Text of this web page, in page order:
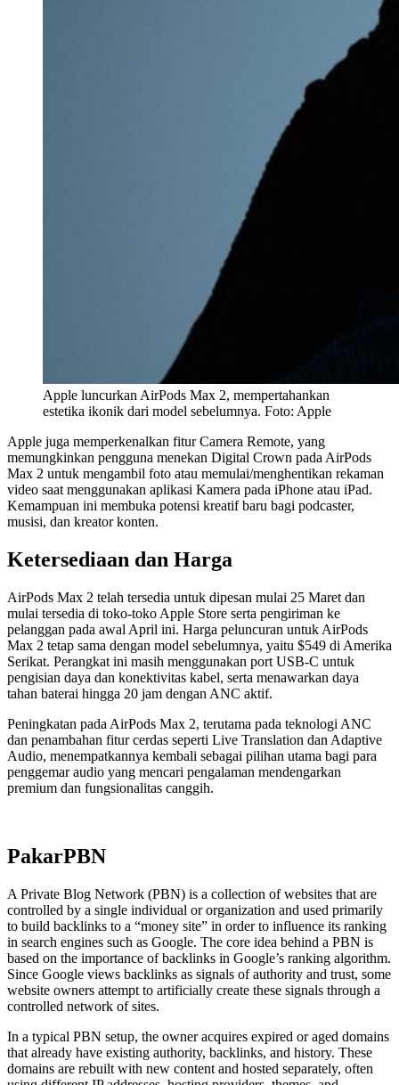
Apple luncurkan AirPods Max 2, mempertahankan
estetika ikonik dari model sebelumnya. Foto: Apple
Apple juga memperkenalkan fitur Camera Remote, yang
memungkinkan pengguna menekan Digital Crown pada AirPods
Max 2 untuk mengambil foto atau memulai/menghentikan rekaman
video saat menggunakan aplikasi Kamera pada iPhone atau iPad.
Kemampuan ini membuka potensi kreatif baru bagi podcaster,
musisi, dan kreator konten.
Ketersediaan dan Harga
AirPods Max 2 telah tersedia untuk dipesan mulai 25 Maret dan
mulai tersedia di toko-toko Apple Store serta pengiriman ke
pelanggan pada awal April ini. Harga peluncuran untuk AirPods
Max 2 tetap sama dengan model sebelumnya, yaitu $549 di Amerika
Serikat. Perangkat ini masih menggunakan port USB-C untuk
pengisian daya dan konektivitas kabel, serta menawarkan daya
tahan baterai hingga 20 jam dengan ANC aktif.
Peningkatan pada AirPods Max 2, terutama pada teknologi ANC
dan penambahan fitur cerdas seperti Live Translation dan Adaptive
Audio, menempatkannya kembali sebagai pilihan utama bagi para
penggemar audio yang mencari pengalaman mendengarkan
premium dan fungsionalitas canggih.
PakarPBN
A Private Blog Network (PBN) is a collection of websites that are
controlled by a single individual or organization and used primarily
to build backlinks to a “money site” in order to influence its ranking
in search engines such as Google. The core idea behind a PBN is
based on the importance of backlinks in Google’s ranking algorithm.
Since Google views backlinks as signals of authority and trust, some
website owners attempt to artificially create these signals through a
controlled network of sites.
In a typical PBN setup, the owner acquires expired or aged domains
that already have existing authority, backlinks, and history. These
domains are rebuilt with new content and hosted separately, often